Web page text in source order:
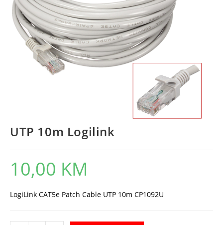
UTP 10m Logilink
10,00 KM
LogiLink CAT5e Patch Cable UTP 10m CP1092U